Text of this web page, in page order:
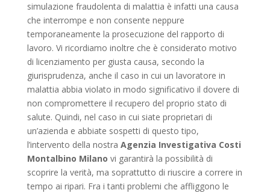
simulazione fraudolenta di malattia è infatti una causa
che interrompe e non consente neppure
temporaneamente la prosecuzione del rapporto di
lavoro. Vi ricordiamo inoltre che è considerato motivo
di licenziamento per giusta causa, secondo la
giurisprudenza, anche il caso in cui un lavoratore in
malattia abbia violato in modo significativo il dovere di
non compromettere il recupero del proprio stato di
salute. Quindi, nel caso in cui siate proprietari di
un’azienda e abbiate sospetti di questo tipo,
l’intervento della nostra Agenzia Investigativa Costi
Montalbino Milano vi garantirà la possibilità di
scoprire la verità, ma soprattutto di riuscire a correre in
tempo ai ripari. Fra i tanti problemi che affliggono le